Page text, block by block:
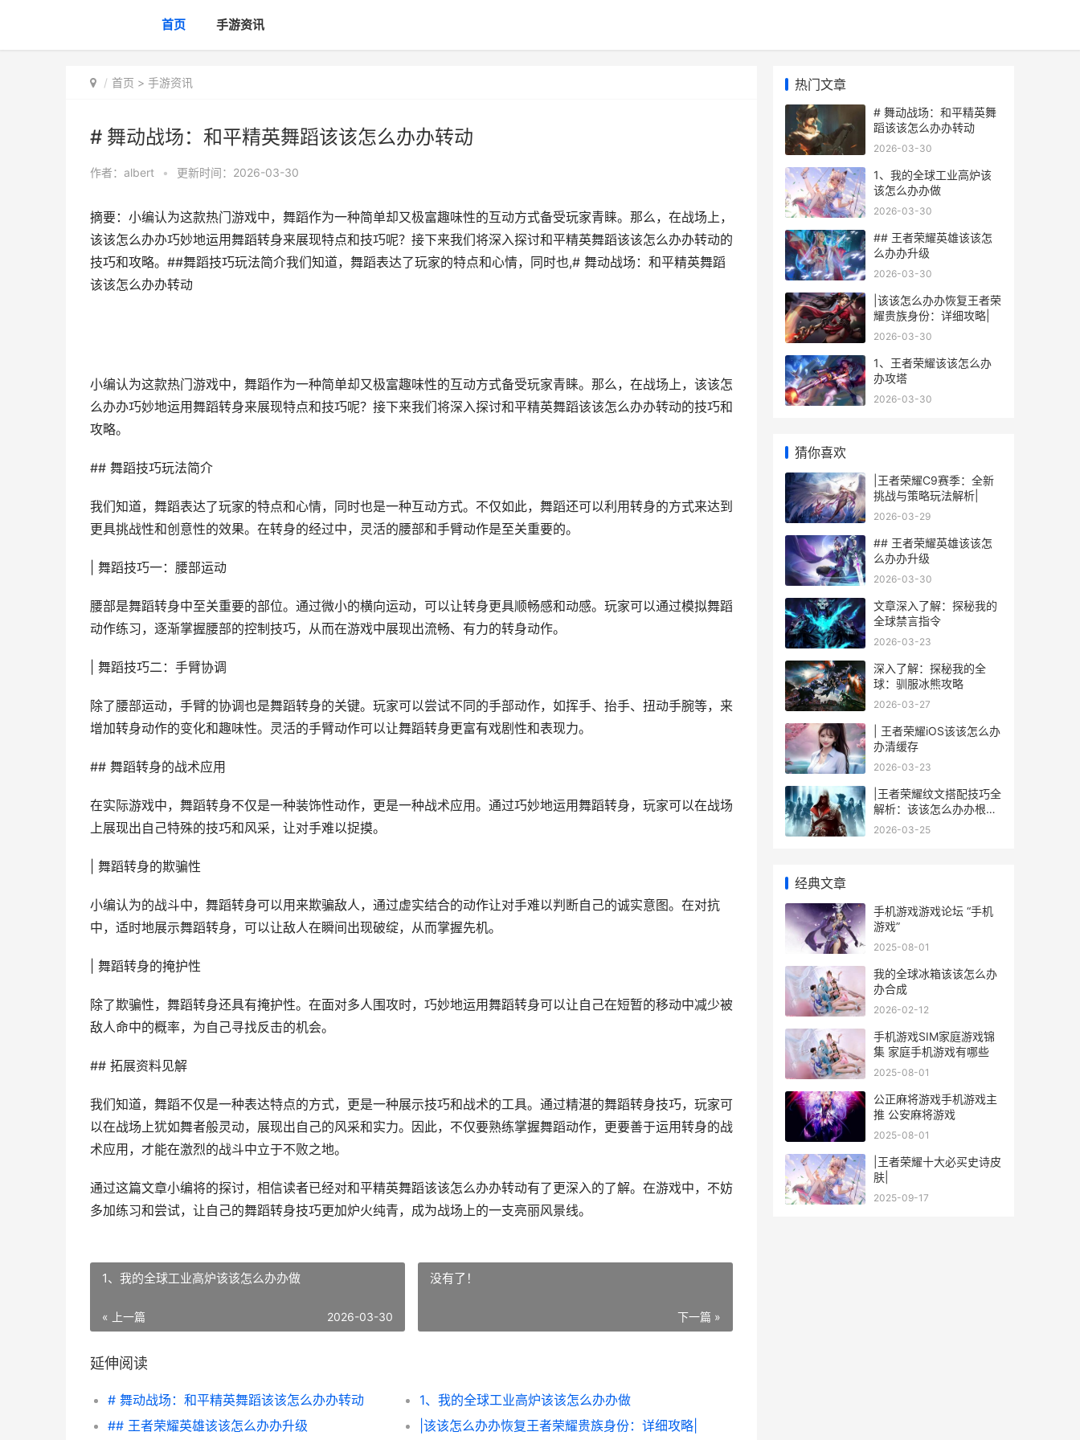
首页 手游资讯
首页 > 手游资讯
# 舞动战场：和平精英舞蹈该该怎么办办转动
作者： albert • 更新时间：2026-03-30
摘要：小编认为这款热门游戏中，舞蹈作为一种简单却又极富趣味性的互动方式备受玩家青睐。那么，在战场上，
该该怎么办办巧妙地运用舞蹈转身来展现特点和技巧呢？接下来我们将深入探讨和平精英舞蹈该该怎么办办转动的
技巧和攻略。##舞蹈技巧玩法简介我们知道，舞蹈表达了玩家的特点和心情，同时也,# 舞动战场：和平精英舞蹈
该该怎么办办转动
小编认为这款热门游戏中，舞蹈作为一种简单却又极富趣味性的互动方式备受玩家青睐。那么，在战场上，该该怎
么办办巧妙地运用舞蹈转身来展现特点和技巧呢？接下来我们将深入探讨和平精英舞蹈该该怎么办办转动的技巧和
攻略。
## 舞蹈技巧玩法简介
我们知道，舞蹈表达了玩家的特点和心情，同时也是一种互动方式。不仅如此，舞蹈还可以利用转身的方式来达到
更具挑战性和创意性的效果。在转身的经过中，灵活的腰部和手臂动作是至关重要的。
| 舞蹈技巧一：腰部运动
腰部是舞蹈转身中至关重要的部位。通过微小的横向运动，可以让转身更具顺畅感和动感。玩家可以通过模拟舞蹈
动作练习，逐渐掌握腰部的控制技巧，从而在游戏中展现出流畅、有力的转身动作。
| 舞蹈技巧二：手臂协调
除了腰部运动，手臂的协调也是舞蹈转身的关键。玩家可以尝试不同的手部动作，如挥手、抬手、扭动手腕等，来
增加转身动作的变化和趣味性。灵活的手臂动作可以让舞蹈转身更富有戏剧性和表现力。
## 舞蹈转身的战术应用
在实际游戏中，舞蹈转身不仅是一种装饰性动作，更是一种战术应用。通过巧妙地运用舞蹈转身，玩家可以在战场
上展现出自己特殊的技巧和风采，让对手难以捉摸。
| 舞蹈转身的欺骗性
小编认为的战斗中，舞蹈转身可以用来欺骗敌人，通过虚实结合的动作让对手难以判断自己的诚实意图。在对抗
中，适时地展示舞蹈转身，可以让敌人在瞬间出现破绽，从而掌握先机。
| 舞蹈转身的掩护性
除了欺骗性，舞蹈转身还具有掩护性。在面对多人围攻时，巧妙地运用舞蹈转身可以让自己在短暂的移动中减少被
敌人命中的概率，为自己寻找反击的机会。
## 拓展资料见解
我们知道，舞蹈不仅是一种表达特点的方式，更是一种展示技巧和战术的工具。通过精湛的舞蹈转身技巧，玩家可
以在战场上犹如舞者般灵动，展现出自己的风采和实力。因此，不仅要熟练掌握舞蹈动作，更要善于运用转身的战
术应用，才能在激烈的战斗中立于不败之地。
通过这篇文章小编将的探讨，相信读者已经对和平精英舞蹈该该怎么办办转动有了更深入的了解。在游戏中，不妨
多加练习和尝试，让自己的舞蹈转身技巧更加炉火纯青，成为战场上的一支亮丽风景线。
1、我的全球工业高炉该该怎么办办做
« 上一篇 2026-03-30
没有了！
下一篇 »
延伸阅读
# 舞动战场：和平精英舞蹈该该怎么办办转动
1、我的全球工业高炉该该怎么办办做
## 王者荣耀英雄该该怎么办办升级
|该该怎么办办恢复王者荣耀贵族身份：详细攻略|
热门文章
# 舞动战场：和平精英舞
蹈该该怎么办办转动
2026-03-30
1、我的全球工业高炉该
该怎么办办做
2026-03-30
## 王者荣耀英雄该该怎
么办办升级
2026-03-30
|该该怎么办办恢复王者荣
耀贵族身份：详细攻略|
2026-03-30
1、王者荣耀该该怎么办
办攻塔
2026-03-30
猜你喜欢
|王者荣耀C9赛季：全新
挑战与策略玩法解析|
2026-03-29
## 王者荣耀英雄该该怎
么办办升级
2026-03-30
文章深入了解：探秘我的
全球禁言指令
2026-03-23
深入了解：探秘我的全
球：驯服冰熊攻略
2026-03-27
| 王者荣耀iOS该该怎么办
办清缓存
2026-03-23
|王者荣耀纹文搭配技巧全
解析：该该怎么办办根据
英雄特性选择纹文|
2026-03-25
经典文章
手机游戏游戏论坛 “手机
游戏”
2025-08-01
我的全球冰箱该该怎么办
办合成
2026-02-12
手机游戏SIM家庭游戏锦
集 家庭手机游戏有哪些
2025-08-01
公正麻将游戏手机游戏主
推 公安麻将游戏
2025-08-01
|王者荣耀十大必买史诗皮
肤|
2025-09-17